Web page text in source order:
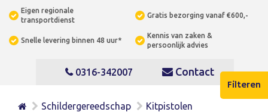
Filteren
Eigen regionale
transportdienst
Gratis bezorging vanaf €600,-
Snelle levering binnen 48 uur*
Kennis van zaken &
persoonlijk advies
0316-342007 Contact
Schildergereedschap Kitpistolen